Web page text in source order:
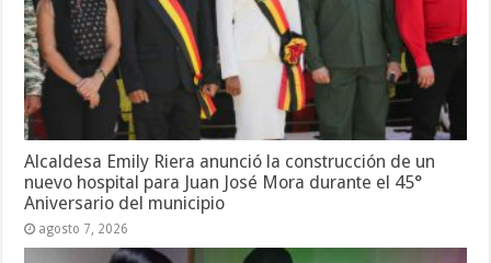
Alcaldesa Emily Riera anunció la construcción de un
nuevo hospital para Juan José Mora durante el 45°
Aniversario del municipio
agosto 7, 2026